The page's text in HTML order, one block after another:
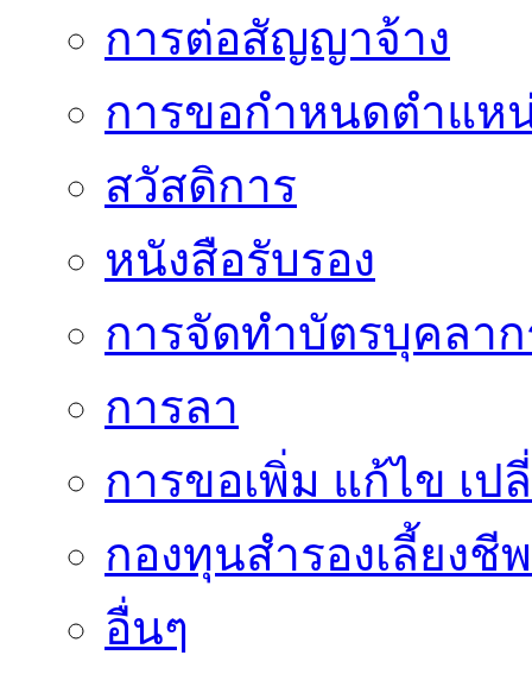
การต่อสัญญาจ้าง
การขอกำหนดตำแห
สวัสดิการ
หนังสือรับรอง
การจัดทำบัตรบุคลา
การลา
การขอเพิ่ม แก้ไข เ
กองทุนสำรองเลี้ยงชีพ
อื่นๆ